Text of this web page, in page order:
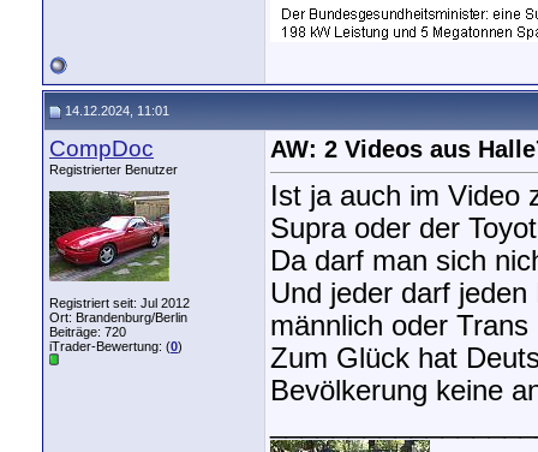
14.12.2024, 11:01
CompDoc
Registrierter Benutzer
Registriert seit: Jul 2012
Ort: Brandenburg/Berlin
Beiträge: 720
iTrader-Bewertung: (0)
AW: 2 Videos aus
Ist ja auch im Video
Supra oder der
Da darf man sich
Und jeder darf
männlich oder Trans
Zum Glück hat
Bevölkerung keine